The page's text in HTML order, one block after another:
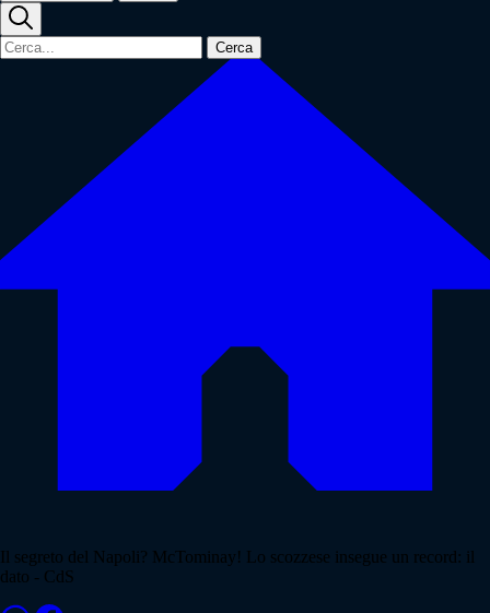
Cerca
Il segreto del Napoli? McTominay! Lo scozzese insegue un record: il
dato - CdS